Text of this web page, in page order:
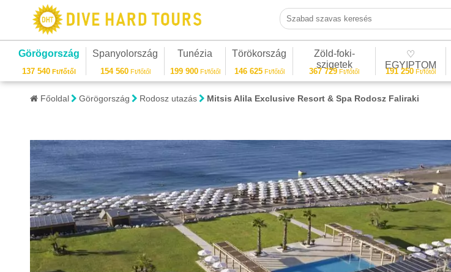
Szabad szavas keresés
Görögország
137 540 Ft/főtől
Spanyolország
154 560Ft/főtől
Tunézia
199 900Ft/főtől
Törökország
146 625Ft/főtől
Zöld-foki-
szigetek
367 729 Ft/főtől
♡
EGYIPTOM
191 250 Ft/főtől
Főoldal Görögország Rodosz utazás Mitsis Alila Exclusive Resort & Spa Rodosz Faliraki